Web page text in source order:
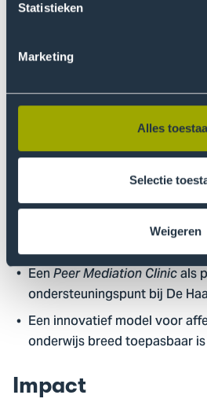
Statistieken
Marketing
Alles
Selectie
Weigeren
Training in conflictvaardigheden
Oprichting van een
duurzaam hulpmiddel,
gecombineerd met de
Het project levert:
Peer mediation-workshops
Fora voor het delen van
dialogen
EenPeer Mediation Clinicals
ondersteuningspunt bij De
Een innovatief model voor
onderwijs breed toepasbaar is
Impact